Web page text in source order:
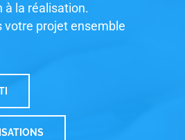
à la réalisation.
votre projet ensemble